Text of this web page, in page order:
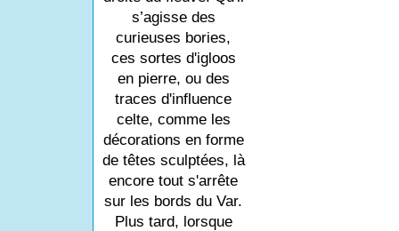
s’agisse des
curieuses bories,
ces sortes d'igloos
en pierre, ou des
traces d'influence
celte, comme les
décorations en forme
de têtes sculptées, là
encore tout s'arrête
sur les bords du Var.
Plus tard, lorsque